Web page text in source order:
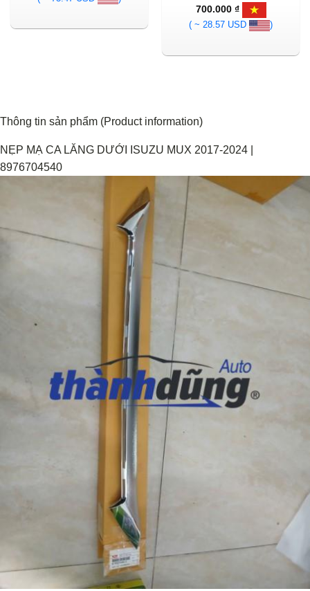
700.000 ₫
( ~ 28.57 USD
)
Thông tin sản phẩm (Product information)
NẸP MẠ CA LĂNG DƯỚI ISUZU MUX 2017-2024 |
8976704540